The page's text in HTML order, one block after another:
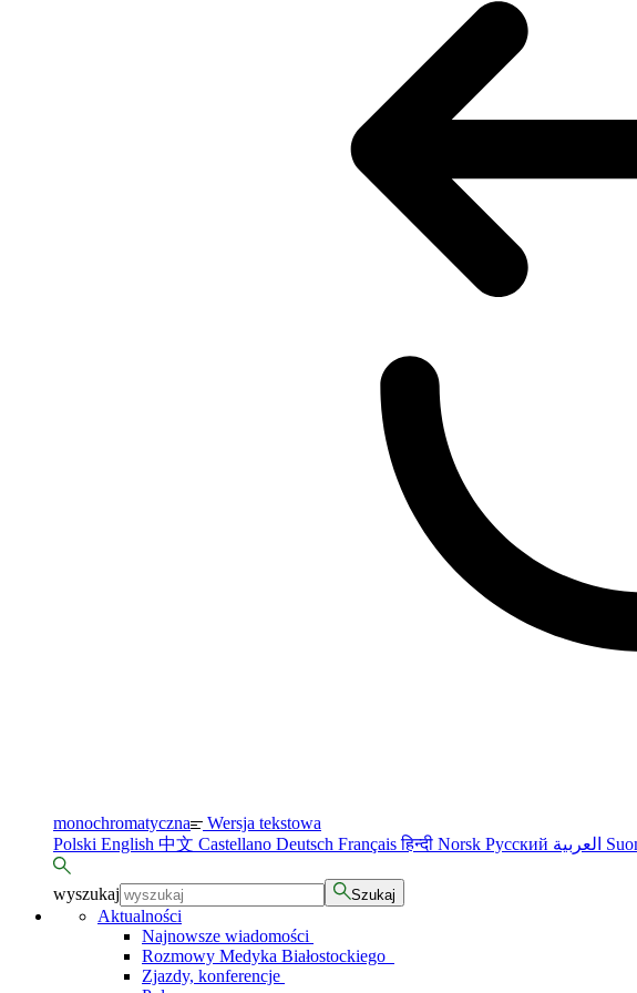
monochromatyczna Wersja tekstowa
Polski English 中文 Castellano Deutsch Françaisहिन्दी Norsk Русский
wyszukaj Szukaj
Aktualności
Najnowsze wiadomości
Rozmowy Medyka Białostockiego
Zjazdy, konferencje